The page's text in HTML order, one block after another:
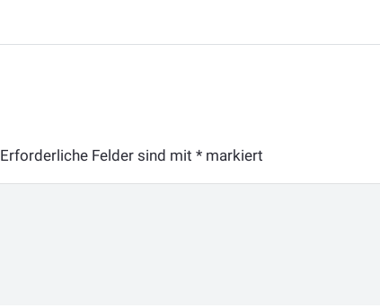
Erforderliche Felder sind mit * markiert